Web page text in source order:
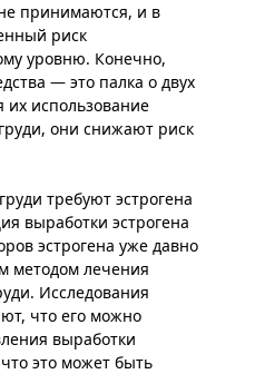
принимаются, и в
риск
уровню. Конечно,
— это палка о двух
их использование
они снижают риск
требуют эстрогена
выработки эстрогена
эстрогена уже давно
методом лечения
Исследования
что его можно
выработки
это может быть